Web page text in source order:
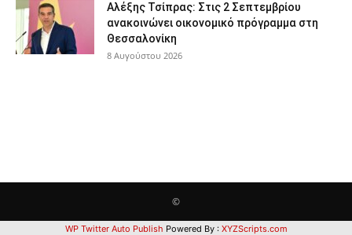
Αλέξης Τσίπρας: Στις 2 Σεπτεμβρίου
ανακοινώνει οικονομικό πρόγραμμα στη
Θεσσαλονίκη
8 Αυγούστου 2026
©
WP Twitter Auto Publish Powered By : XYZScripts.com